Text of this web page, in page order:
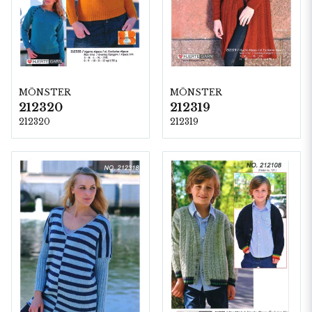
MÖNSTER
212320
212320
MÖNSTER
212319
212319